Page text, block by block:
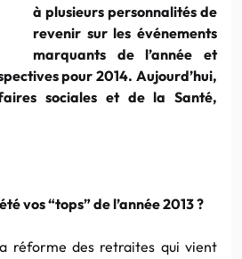
à plusieurs personnalités de
revenir sur les événements
marquants de l’année et
pour 2014. Aujourd’hui,
sociales et de la Santé,
vos “tops” de l’année 2013 ?
réforme des retraites qui vient